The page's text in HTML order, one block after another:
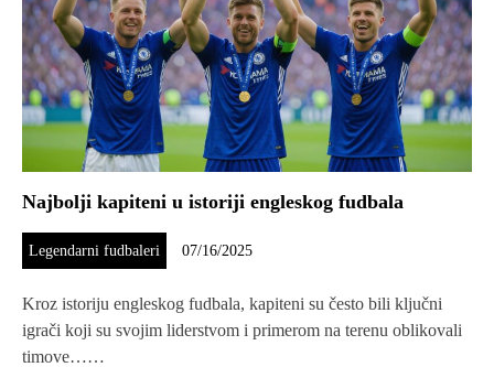
Najbolji kapiteni u istoriji engleskog fudbala
Legendarni fudbaleri 07/16/2025
Kroz istoriju engleskog fudbala, kapiteni su često bili ključni
igrači koji su svojim liderstvom i primerom na terenu oblikovali
timove……